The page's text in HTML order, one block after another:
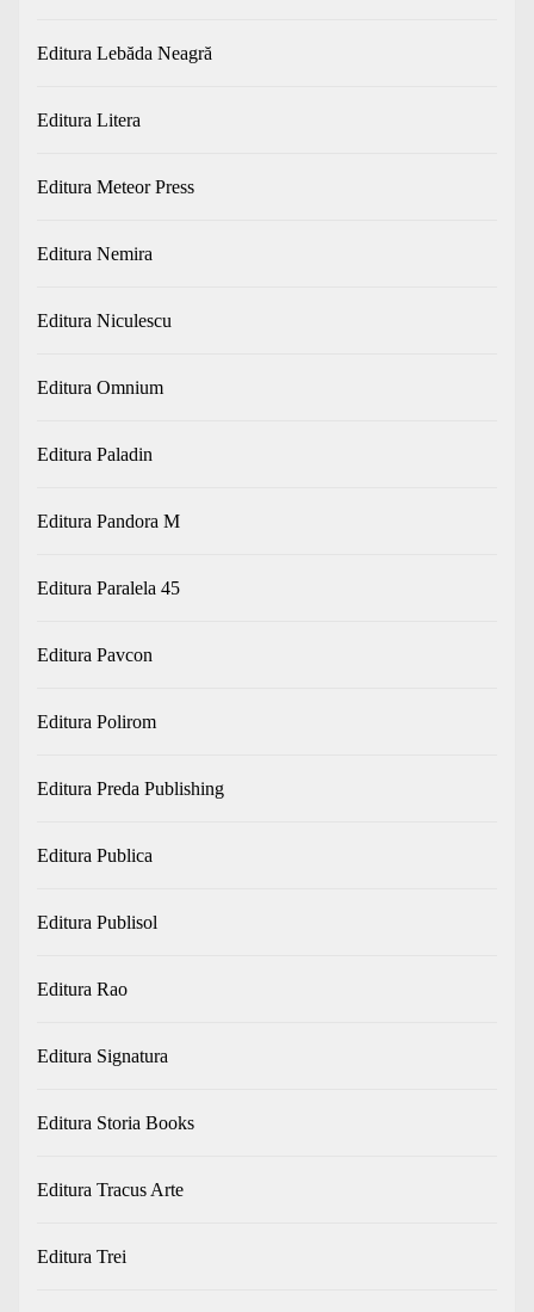
Editura Lebăda Neagră
Editura Litera
Editura Meteor Press
Editura Nemira
Editura Niculescu
Editura Omnium
Editura Paladin
Editura Pandora M
Editura Paralela 45
Editura Pavcon
Editura Polirom
Editura Preda Publishing
Editura Publica
Editura Publisol
Editura Rao
Editura Signatura
Editura Storia Books
Editura Tracus Arte
Editura Trei